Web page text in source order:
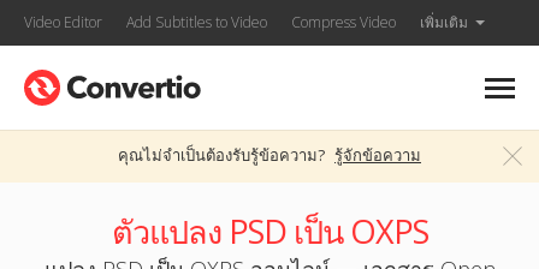
Video Editor Add Subtitles to Video Compress Video เพิ่มเติม
คุณไม่จำเป็นต้องรับรู้ข้อความ? รู้จักข้อความ
ตัวแปลง PSD เป็น OXPS